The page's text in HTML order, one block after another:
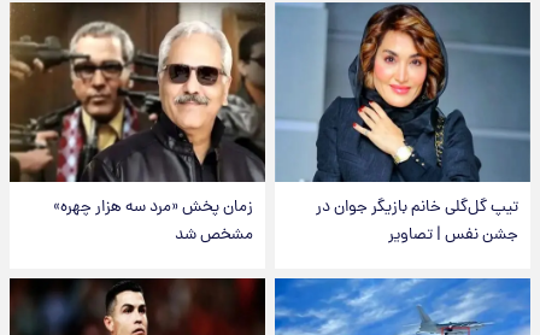
تیپ گل‌گلی خانم بازیگر جوان در
جشن نفس | تصاویر
زمان پخش «مرد سه هزار چهره»
مشخص شد